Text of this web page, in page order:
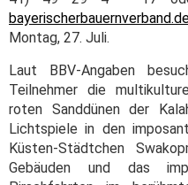
Montag, 27. Juli.
Laut BBV-Angaben
Teilnehmer die
roten Sanddünen der
Lichtspiele in den
Küsten-Städtchen
Gebäuden und das